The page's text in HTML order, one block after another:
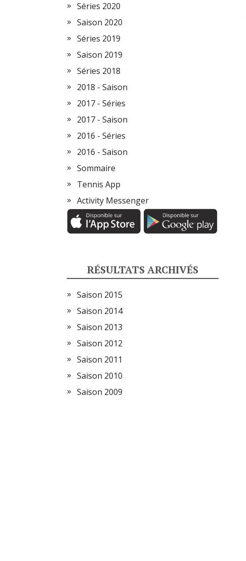
Séries 2020
Saison 2020
Séries 2019
Saison 2019
Séries 2018
2018 - Saison
2017 - Séries
2017 - Saison
2016 - Séries
2016 - Saison
Sommaire
Tennis App
Activity Messenger
RÉSULTATS ARCHIVÉS
Saison 2015
Saison 2014
Saison 2013
Saison 2012
Saison 2011
Saison 2010
Saison 2009